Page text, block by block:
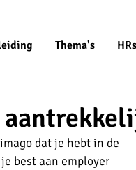
Thema's
dat je hebt in de
best aan employer